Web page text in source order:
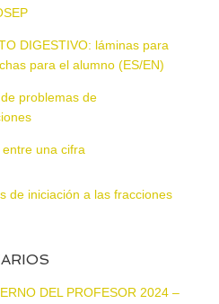
DIGESTIVO: láminas para
para el alumno (ES/EN)
problemas de
entre una cifra
de iniciación a las fracciones
DEL PROFESOR 2024 –